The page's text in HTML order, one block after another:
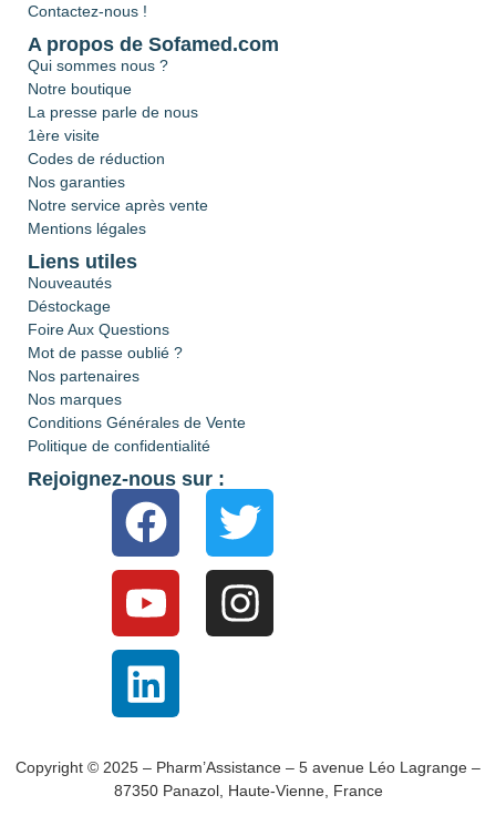
Contactez-nous !
A propos de Sofamed.com
Qui sommes nous ?
Notre boutique
La presse parle de nous
1ère visite
Codes de réduction
Nos garanties
Notre service après vente
Mentions légales
Liens utiles
Nouveautés
Déstockage
Foire Aux Questions
Mot de passe oublié ?
Nos partenaires
Nos marques
Conditions Générales de Vente
Politique de confidentialité
Rejoignez-nous sur :
Copyright © 2025 – Pharm’Assistance – 5 avenue Léo Lagrange –
87350 Panazol, Haute-Vienne, France